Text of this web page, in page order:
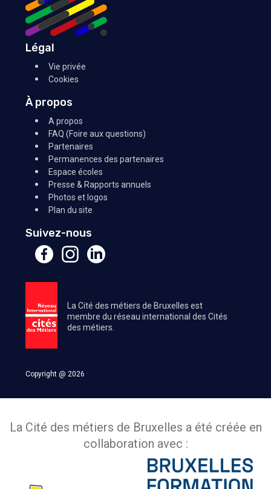
Légal
Vie privée
Cookies
À propos
A propos
FAQ (Foire aux questions)
Partenaires
Permanences des partenaires
Espace écoles
Presse & Rapports annuels
Photos et logos
Plan du site
Suivez-nous
La Cité des métiers de Bruxelles est
membre du réseau international des Cités
des métiers.
Copyright @ 2026
La Cité des métiers de Bruxelles a été créée en
collaboration avec :